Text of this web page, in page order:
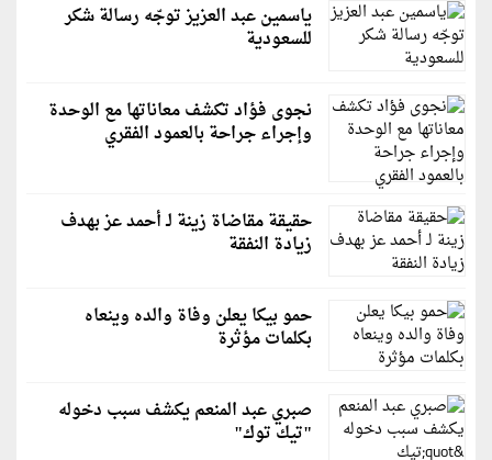
ياسمين عبد العزيز توجّه رسالة شكر
للسعودية
نجوى فؤاد تكشف معاناتها مع الوحدة
وإجراء جراحة بالعمود الفقري
حقيقة مقاضاة زينة لـ أحمد عز بهدف
زيادة النفقة
حمو بيكا يعلن وفاة والده وينعاه
بكلمات مؤثرة
صبري عبد المنعم يكشف سبب دخوله
"تيك توك"